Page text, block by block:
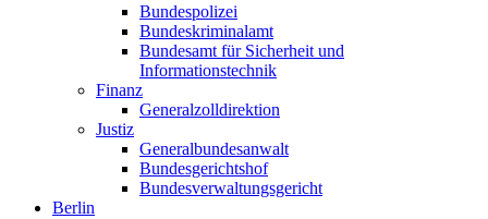
Bundespolizei
Bundeskriminalamt
Bundesamt für Sicherheit und
Informationstechnik
Finanz
Generalzolldirektion
Justiz
Generalbundesanwalt
Bundesgerichtshof
Bundesverwaltungsgericht
Berlin